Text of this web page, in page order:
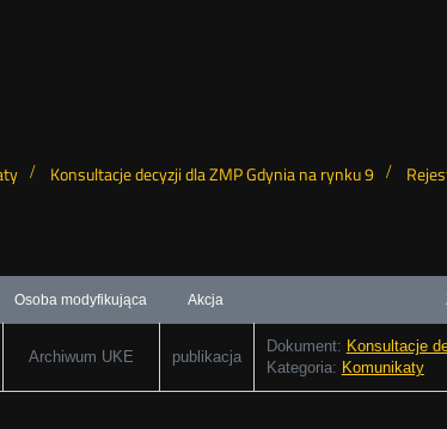
Konsultacje decyzji dla ZMP Gdynia na rynku 9
Osoba modyfikująca Akcja
Archiwum UKE publikacja
Dokument: Konsultacje
Kategoria: Komunikaty